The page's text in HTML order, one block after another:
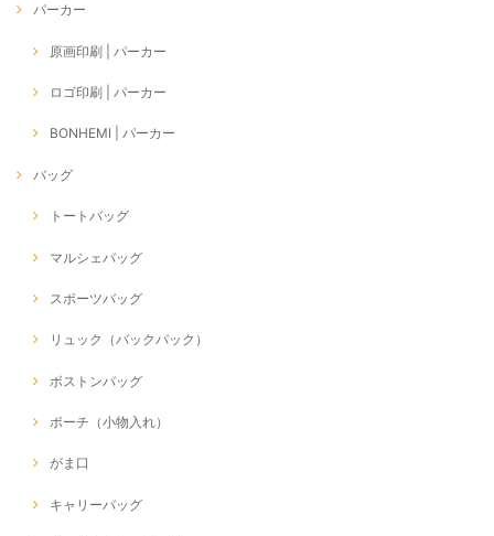
パーカー
原画印刷 | パーカー
ロゴ印刷 | パーカー
BONHEMI | パーカー
バッグ
トートバッグ
マルシェバッグ
スポーツバッグ
リュック（バックパック）
ボストンバッグ
ポーチ（小物入れ）
がま口
キャリーバッグ